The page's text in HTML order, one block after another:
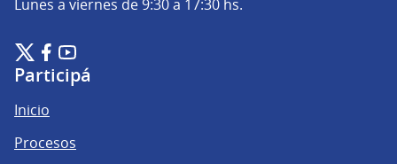
Lunes a viernes de 9:30 a 17:30 hs.
Plataforma de Participación Ciudadana Digital en X
(Enlace externo)
Plataforma de Participación Ciudadana Digital en Facebook
(Enlace externo)
Plataforma de Participación Ciudadana Digital en
(Enlace externo)
Participá
Inicio
Procesos